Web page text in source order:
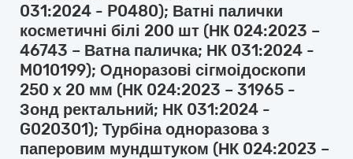
031:2024 - P0480); Ватні палички
косметичні білі 200 шт (НК 024:2023 –
46743 – Ватна паличка; НК 031:2024 -
M010199); Одноразові сігмоідоскопи
250 х 20 мм (НК 024:2023 – 31965 -
Зонд ректальний; НК 031:2024 -
G020301); Турбіна одноразова з
паперовим мундштуком (НК 024:2023 –